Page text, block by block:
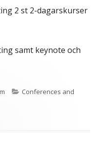
2 st 2-dagarskurser
samt keynote och
Kategorier
Conferences and